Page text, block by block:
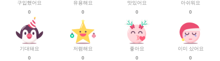
구입했어요
0
기대돼요
0
유용해요
0
저렴해요
0
맛있어요
0
좋아요
0
아쉬워요
0
이미 샀어요
0